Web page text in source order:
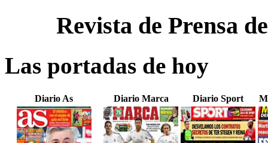
Revista de Prensa
Las portadas de hoy
Diario As Diario Marca Diario Sport